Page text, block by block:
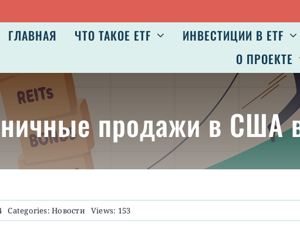
ГЛАВНАЯ ЧТО ТАКОЕ ETF ИНВЕСТИЦИИ В ETF
О ПРОЕКТЕ
продажи в
Categories:Новости Views: 153